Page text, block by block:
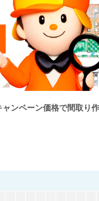
ンペーン価格で間取り作